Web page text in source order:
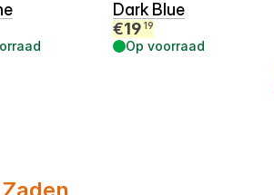
Dark Blue
€19 19
Op voorraad